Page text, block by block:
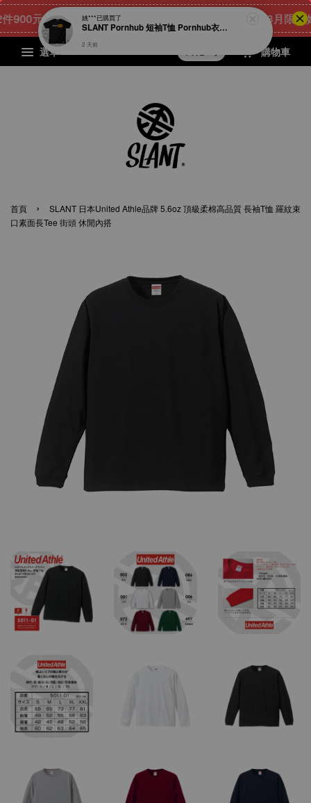
元 點我 立即購 22 [8月限量
選單 購物車
首頁 ›
SLANT 日本United Athle品牌 5.6oz 頂級柔棉高品質 長袖T恤 羅紋束
口素面長Tee 街頭 休閒內搭